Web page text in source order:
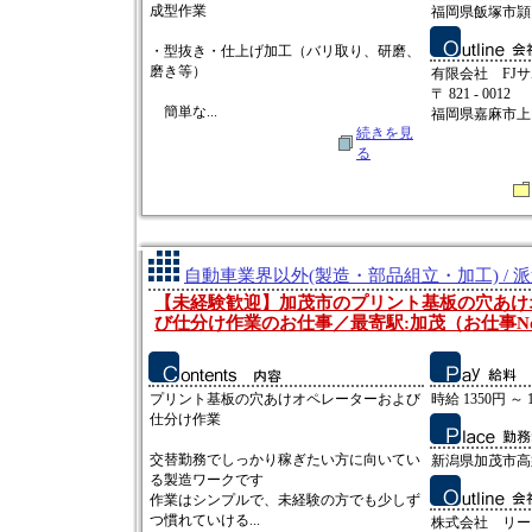
成型作業
・型抜き・仕上げ加工（バリ取り、研磨、
磨き等）
簡単な...
続きを見
る
福岡県飯塚市
有限会社 FJサ
〒 821 - 0012
福岡県嘉麻市
自動車業界以外(製造・部品組立・加工) /
【未経験歓迎】加茂市のプリント基板の穴あ
び仕分け作業のお仕事／最寄駅:加茂（お仕事
プリント基板の穴あけオペレーターおよび
仕分け作業
交替勤務でしっかり稼ぎたい方に向いてい
る製造ワークです
作業はシンプルで、未経験の方でも少しず
つ慣れていける...
時給 1350円 ～
新潟県加茂市
株式会社 リー